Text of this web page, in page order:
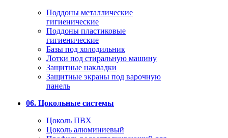
Поддоны металлические
гигиенические
Поддоны пластиковые
гигиенические
Базы под холодильник
Лотки под стиральную машину
Защитные накладки
Защитные экраны под варочную
панель
06. Цокольные системы
Цоколь ПВХ
Цоколь алюминиевый